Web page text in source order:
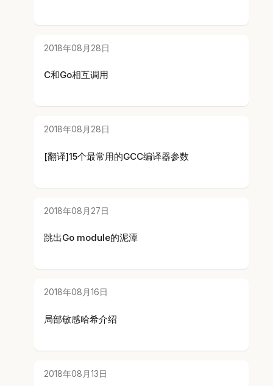
2018年08月28日
C和Go相互调用
2018年08月28日
[翻译]15个最常用的GCC编译器参数
2018年08月27日
跳出Go module的泥潭
2018年08月16日
局部敏感哈希介绍
2018年08月13日